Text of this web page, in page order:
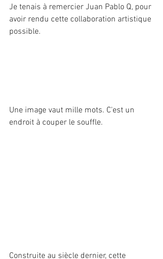
Je tenais à remercier Juan Pablo Q, pour
avoir rendu cette collaboration artistique
possible.
Une image vaut mille mots. C'est un
endroit à couper le souffle.
Construite au siècle dernier, cette